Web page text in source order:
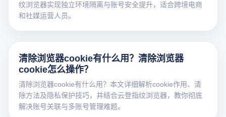
纹浏览器实现独立环境隔离与账号安全提升，适合跨境电商
和社媒运营人员。
清除浏览器cookie有什么用？清除浏览器
cookie怎么操作？
清除浏览器cookie有什么用？本文详细解析cookie作用、清
除方法及隐私保护技巧，并结合云登指纹浏览器，教你彻底
解决账号关联与多账号管理难题。